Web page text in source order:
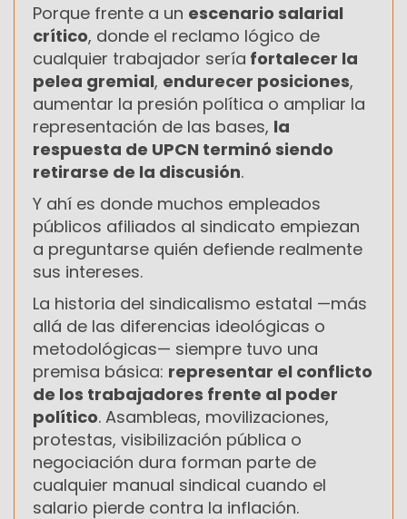
Porque frente a un escenario salarial
crítico, donde el reclamo lógico de
cualquier trabajador sería fortalecer la
pelea gremial, endurecer posiciones,
aumentar la presión política o ampliar la
representación de las bases, la
respuesta de UPCN terminó siendo
retirarse de la discusión.
Y ahí es donde muchos empleados
públicos afiliados al sindicato empiezan
a preguntarse quién defiende realmente
sus intereses.
La historia del sindicalismo estatal —más
allá de las diferencias ideológicas o
metodológicas— siempre tuvo una
premisa básica: representar el conflicto
de los trabajadores frente al poder
político. Asambleas, movilizaciones,
protestas, visibilización pública o
negociación dura forman parte de
cualquier manual sindical cuando el
salario pierde contra la inflación.